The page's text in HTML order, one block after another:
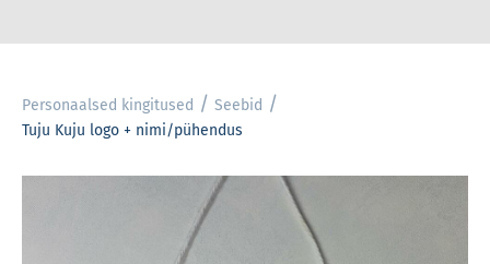
Personaalsed kingitused / Seebid /
Tuju Kuju logo + nimi/pühendus